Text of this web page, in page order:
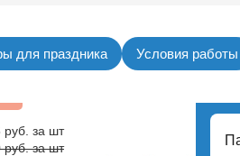
для праздника Условия работы
раздел Belbal 150 (Бельгия)
руб. за шт
руб. за шт